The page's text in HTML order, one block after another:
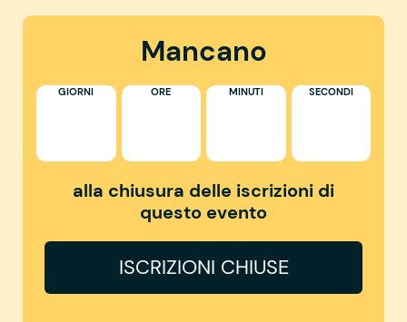
Mancano
GIORNI ORE MINUTI SECONDI
alla chiusura delle iscrizioni di
questo evento
ISCRIZIONI CHIUSE